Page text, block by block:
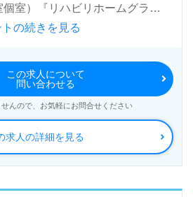
室）『リハビリホームグラン
社ベネッセスタイルケア
18,200人以上、26年の実績、
有料老人ホーム、教育/学童領域
す。業界トップクラスの施設数
の介護サービスをご提供。資格
ログラムも充実。『入社してよ
く企業様です。
の続きを見る
求人の詳細を見る
この求人について
問い合わせる
んので、お気軽にお問合せください